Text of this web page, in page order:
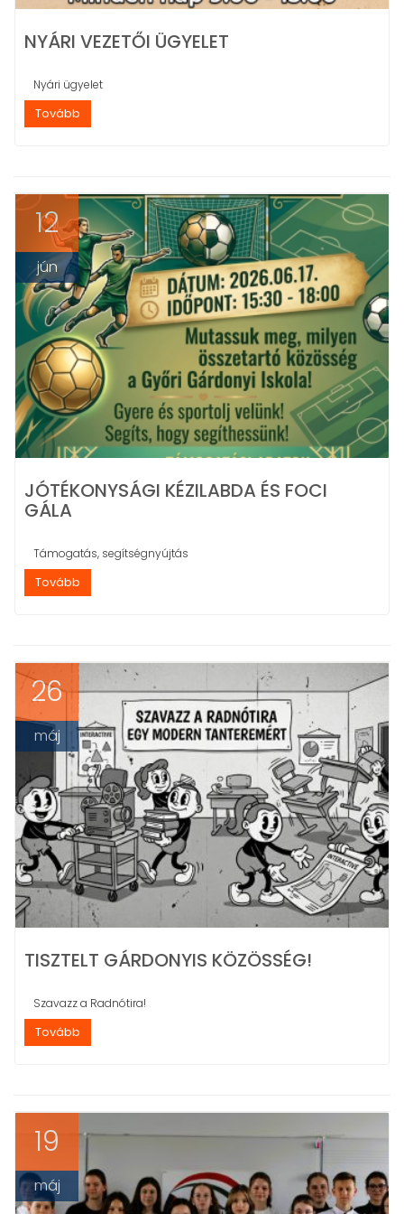
NYÁRI VEZETŐI ÜGYELET
Nyári ügyelet
Tovább
12
jún
JÓTÉKONYSÁGI KÉZILABDA ÉS FOCI
GÁLA
Támogatás, segítségnyújtás
Tovább
26
máj
TISZTELT GÁRDONYIS KÖZÖSSÉG!
Szavazz a Radnótira!
Tovább
19
máj